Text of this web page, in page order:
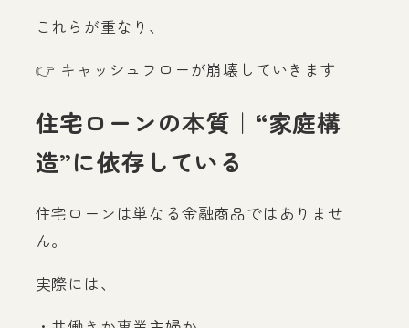
これらが重なり、
👉 キャッシュフローが崩壊していきます
住宅ローンの本質｜“家庭構
造”に依存している
住宅ローンは単なる金融商品ではありませ
ん。
実際には、